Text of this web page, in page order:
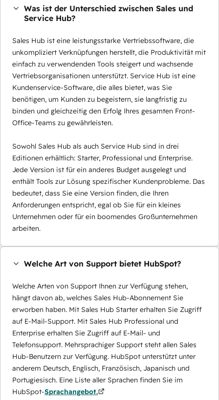
Was ist der Unterschied zwischen Sales und
Service Hub?
Sales Hub ist eine leistungsstarke Vertriebssoftware, die
unkompliziert Verknüpfungen herstellt, die Produktivität mit
einfach zu verwendenden Tools steigert und wachsende
Vertriebsorganisationen unterstützt. Service Hub ist eine
Kundenservice-Software, die alles bietet, was Sie
benötigen, um Kunden zu begeistern, sie langfristig zu
binden und gleichzeitig den Erfolg Ihres gesamten Front-
Office-Teams zu gewährleisten.
Sowohl Sales Hub als auch Service Hub sind in drei
Editionen erhältlich: Starter, Professional und Enterprise.
Jede Version ist für ein anderes Budget ausgelegt und
enthält Tools zur Lösung spezifischer Kundenprobleme. Das
bedeutet, dass Sie eine Version finden, die Ihren
Anforderungen entspricht, egal ob Sie für ein kleines
Unternehmen oder für ein boomendes Großunternehmen
arbeiten.
Welche Art von Support bietet HubSpot?
Welche Arten von Support Ihnen zur Verfügung stehen,
hängt davon ab, welches Sales Hub-Abonnement Sie
erworben haben. Mit Sales Hub Starter erhalten Sie Zugriff
auf E-Mail-Support. Mit Sales Hub Professional und
Enterprise erhalten Sie Zugriff auf E-Mail- und
Telefonsupport. Mehrsprachiger Support steht allen Sales
Hub-Benutzern zur Verfügung. HubSpot unterstützt unter
anderem Deutsch, Englisch, Französisch, Japanisch und
Portugiesisch. Eine Liste aller Sprachen finden Sie im
HubSpot-Sprachangebot.